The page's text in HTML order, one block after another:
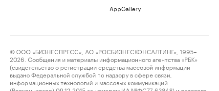
AppGallery
© ООО «БИЗНЕСПРЕСС», АО «РОСБИЗНЕСКОНСАЛТИНГ», 1995–
2026. Сообщения и материалы информационного агентства «РБК»
(свидетельство о регистрации средства массовой информации
выдано Федеральной службой по надзору в сфере связи,
информационных технологий и массовых коммуникаций